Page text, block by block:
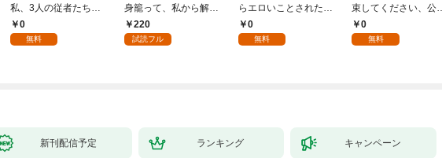
私、3人の従者たちに
抱かれて困ってます 第
1話
0
無料
身籠って、私から解放
してさしあげます！1
220
試読フル
らエロいことされた話
1 0
無料
束してください、公爵
様 1話
0
無料
新刊配信予定 ランキング キャンペーン